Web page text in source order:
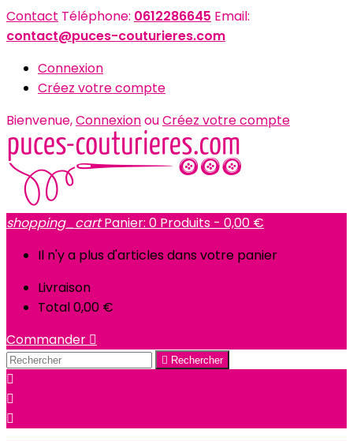
Contact Téléphone: 0612286645 Email:
contact@puces-couturieres.com
Connexion
Créez votre compte
Bienvenue,ConnexionouCréez votre compte
shopping_cart Panier: 0 Produits - 0,00 €
Il n'y a plus d'articles dans votre panier
Livraison
Total0,00 €
Commander 
 Rechercher


